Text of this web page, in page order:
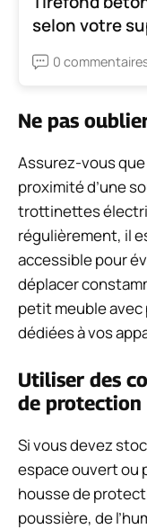
selon votre
0
Ne pas
Assurez-vous que
proximité d’une
trottinettes
régulièrement, il
accessible pour
déplacer
petit meuble
dédiées à vos
Utiliser des
de protection
Si vous devez
espace ouvert ou
housse de
poussière, de